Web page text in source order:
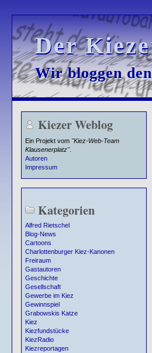
Der
Der
Wir bloggen
Wir bloggen
Kiezer Weblog
Ein Projekt vom "Kiez-Web-Team
Klausenerplatz".
Autoren
Impressum
Kategorien
Alfred Rietschel
Blog-News
Cartoons
Charlottenburger Kiez-Kanonen
Freiraum
Gastautoren
Geschichte
Gesellschaft
Gewerbe im Kiez
Gewinnspiel
Grabowskis Katze
Kiez
Kiezfundstücke
KiezRadio
Kiezreportagen